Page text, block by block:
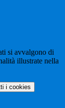
si avvalgono di
illustrate nella
i cookies